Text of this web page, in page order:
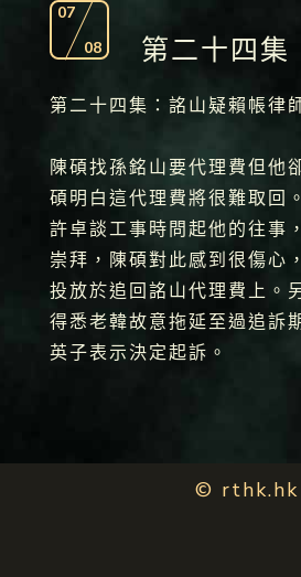
07
08
第二十四集
第二十四集：詺山疑賴帳律
陳碩找孫銘山要代理費但他
碩明白這代理費將很難取回
許卓談工事時問起他的往事
崇拜，陳碩對此感到很傷心
投放於追回詺山代理費上。
得悉老韓故意拖延至過追訴
英子表示決定起訴。
© rthk.hk